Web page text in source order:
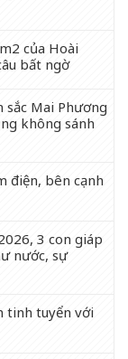
của Hoài
bất ngờ
sắc Mai Phương
không sánh
điện, bên cạnh
3 con giáp
nước, sự
tinh tuyển với